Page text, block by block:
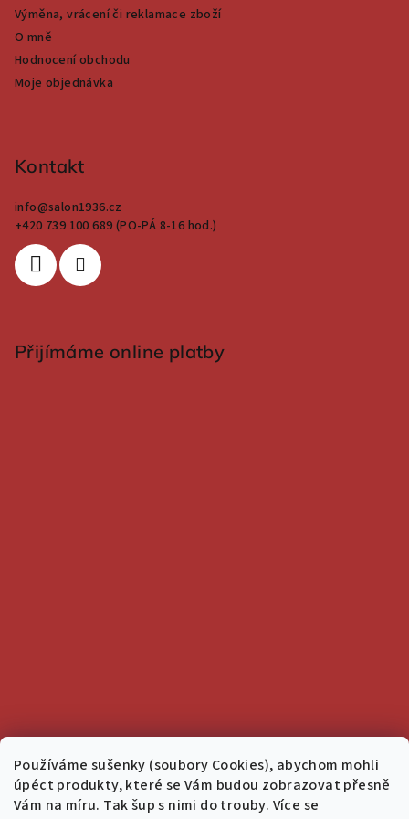
Používáme sušenky (soubory Cookies), abychom mohli
úpéct produkty, které se Vám budou zobrazovat přesně
Vám na míru. Tak šup s nimi do trouby. Více se
Výměna, vrácení či reklamace zboží
O mně
Hodnocení obchodu
Moje objednávka
Kontakt
info@salon1936.cz
+420 739 100 689 (PO-PÁ 8-16 hod.)
Přijímáme online platby